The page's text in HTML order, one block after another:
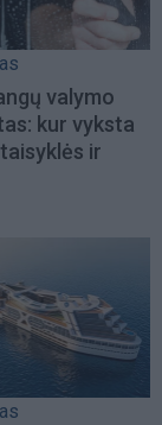
valymo
kur vyksta
ir